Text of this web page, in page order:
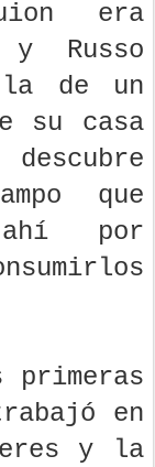
era
y Russo
de un
su casa
que
ahí por
primeras
en
y la